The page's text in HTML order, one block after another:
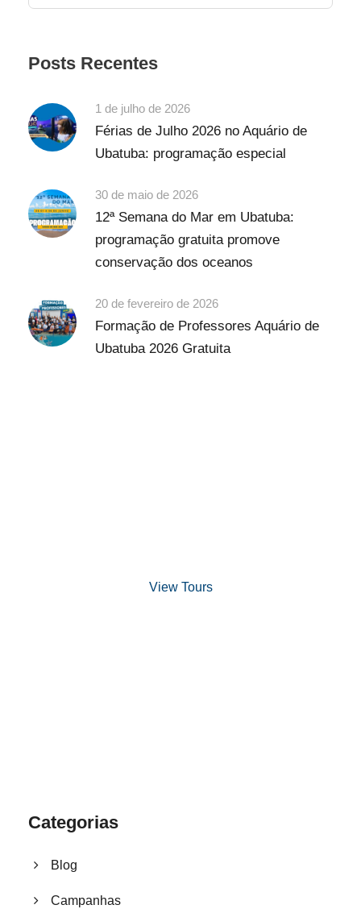
Posts Recentes
1 de julho de 2026
Férias de Julho 2026 no Aquário de
Ubatuba: programação especial
30 de maio de 2026
12ª Semana do Mar em Ubatuba:
programação gratuita promove
conservação dos oceanos
20 de fevereiro de 2026
Formação de Professores Aquário de
Ubatuba 2026 Gratuita
View Tours
Categorias
Blog
Campanhas